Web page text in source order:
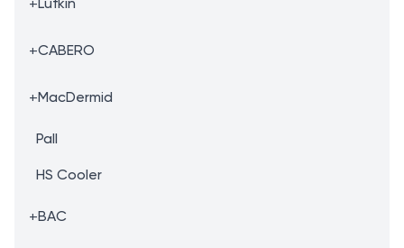
+CABERO
+MacDermid
Pall
HS Cooler
+BAC